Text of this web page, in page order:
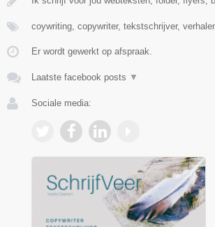
coywriting, copywriter, tekstschrijver,
Er wordt gewerkt op afspraak.
Laatste facebook posts ▼
Sociale media: